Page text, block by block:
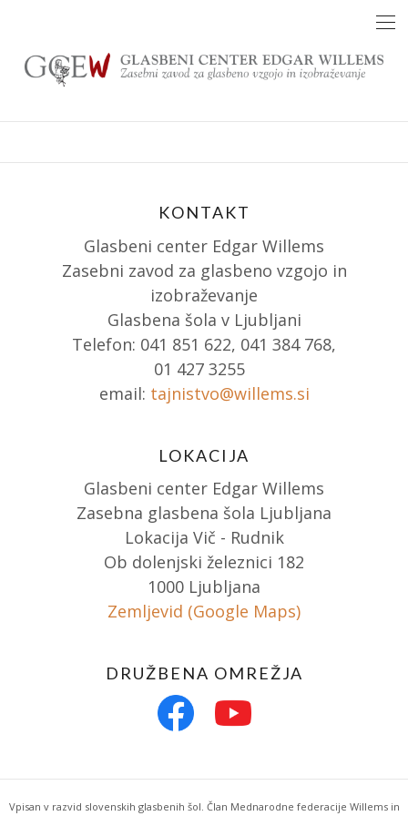
content
KONTAKT
Glasbeni center Edgar Willems
Zasebni zavod za glasbeno vzgojo in
izobraževanje
Glasbena šola v Ljubljani
Telefon: 041 851 622, 041 384 768,
01 427 3255
email: tajnistvo@willems.si
LOKACIJA
Glasbeni center Edgar Willems
Zasebna glasbena šola Ljubljana
Lokacija Vič - Rudnik
Ob dolenjski železnici 182
1000 Ljubljana
Zemljevid (Google Maps)
DRUŽBENA OMREŽJA
Vpisan v razvid slovenskih glasbenih šol. Član Mednarodne federacije Willems in